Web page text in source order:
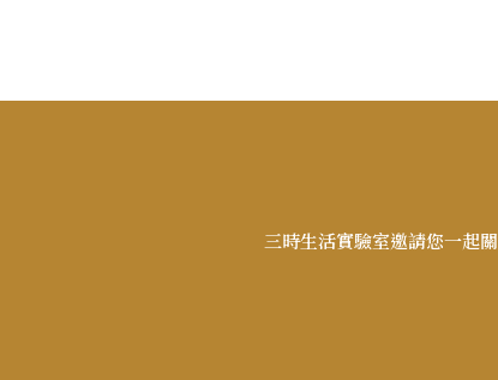
三時生活實驗室邀請您一起